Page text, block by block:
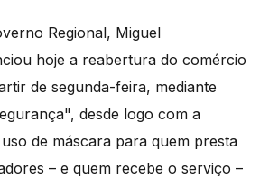
Regional, Miguel
hoje a reabertura do comércio
de segunda-feira, mediante
desde logo com a
de máscara para quem presta
– e quem recebe o serviço –